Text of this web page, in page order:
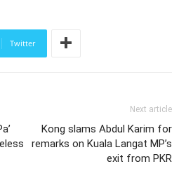
Twitter
Next article
Kong slams Abdul Karim for
remarks on Kuala Langat MP’s
exit from PKR